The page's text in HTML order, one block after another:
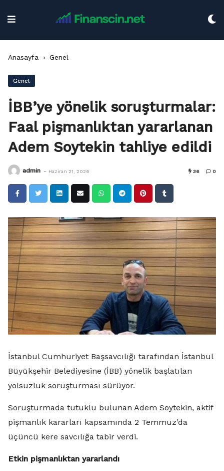
Anasayfa › Genel
Genel
İBB’ye yönelik soruşturmalar:
Faal pişmanlıktan yararlanan
Adem Soytekin tahliye edildi
admin - Haziran 21, 2026 36 0
İstanbul Cumhuriyet Başsavcılığı tarafından İstanbul
Büyükşehir Belediyesine (İBB) yönelik başlatılan
yolsuzluk soruşturması sürüyor.
Soruşturmada tutuklu bulunan Adem Soytekin, aktif
pişmanlık kararları kapsamında 2 Temmuz’da
üçüncü kere savcılığa tabir verdi.
Etkin pişmanlıktan yararlandı